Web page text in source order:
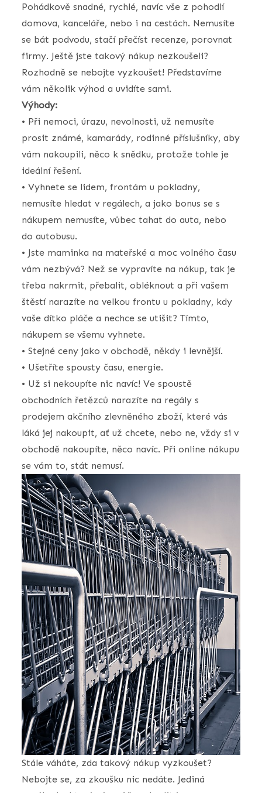
Pohádkově snadné, rychlé, navíc vše z pohodlí
domova, kanceláře, nebo i na cestách. Nemusíte
se bát podvodu, stačí přečíst recenze, porovnat
firmy. Ještě jste takový nákup nezkoušeli?
Rozhodně se nebojte vyzkoušet! Představíme
vám několik výhod a uvidíte sami.
Výhody:
• Při nemoci, úrazu, nevolnosti, už nemusíte
prosit známé, kamarády, rodinné příslušníky, aby
vám nakoupili, něco k snědku, protože tohle je
ideální řešení.
• Vyhnete se lidem, frontám u pokladny,
nemusíte hledat v regálech, a jako bonus se s
nákupem nemusíte, vůbec tahat do auta, nebo
do autobusu.
• Jste maminka na mateřské a moc volného času
vám nezbývá? Než se vypravíte na nákup, tak je
třeba nakrmit, přebalit, obléknout a při vašem
štěstí narazíte na velkou frontu u pokladny, kdy
vaše dítko pláče a nechce se utišit? Tímto,
nákupem se všemu vyhnete.
• Stejné ceny jako v obchodě, někdy i levnější.
• Ušetříte spousty času, energie.
• Už si nekoupíte nic navíc! Ve spoustě
obchodních řetězců narazíte na regály s
prodejem akčního zlevněného zboží, které vás
láká jej nakoupit, ať už chcete, nebo ne, vždy si v
obchodě nakoupíte, něco navíc. Při online nákupu
se vám to, stát nemusí.
Stále váháte, zda takový nákup vyzkoušet?
Nebojte se, za zkoušku nic nedáte. Jediná